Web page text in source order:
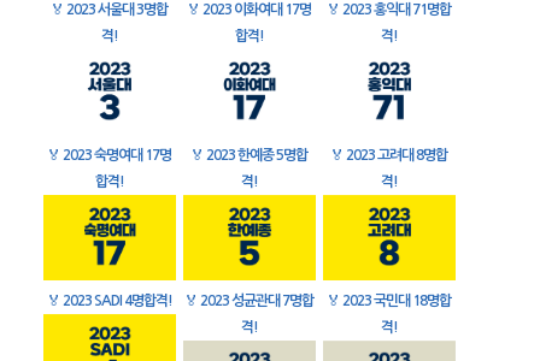
🏅 2023 서울대 3명합
격!
🏅 2023 이화여대 17명
합격!
🏅 2023 홍익대 71명합
격!
🏅 2023 숙명여대 17명
합격!
🏅 2023 한예종 5명합
격!
🏅 2023 고려대 8명합
격!
🏅 2023 SADI 4명합격! 🏅 2023 성균관대 7명합
격!
🏅 2023 국민대 18명합
격!